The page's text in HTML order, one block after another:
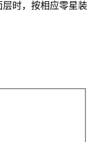
时，按相应零星装